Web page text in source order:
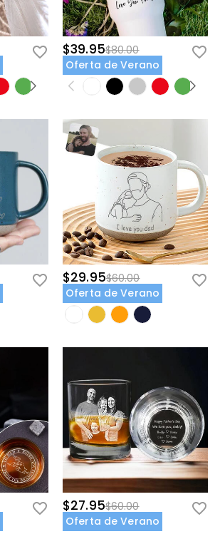
$39.95$80.00
Oferta de Verano
$29.95$60.00
Oferta de Verano
$27.95$60.00
Oferta de Verano